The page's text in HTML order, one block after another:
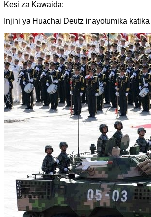
Kesi za Kawaida:
Injini ya Huachai Deutz inayotumika